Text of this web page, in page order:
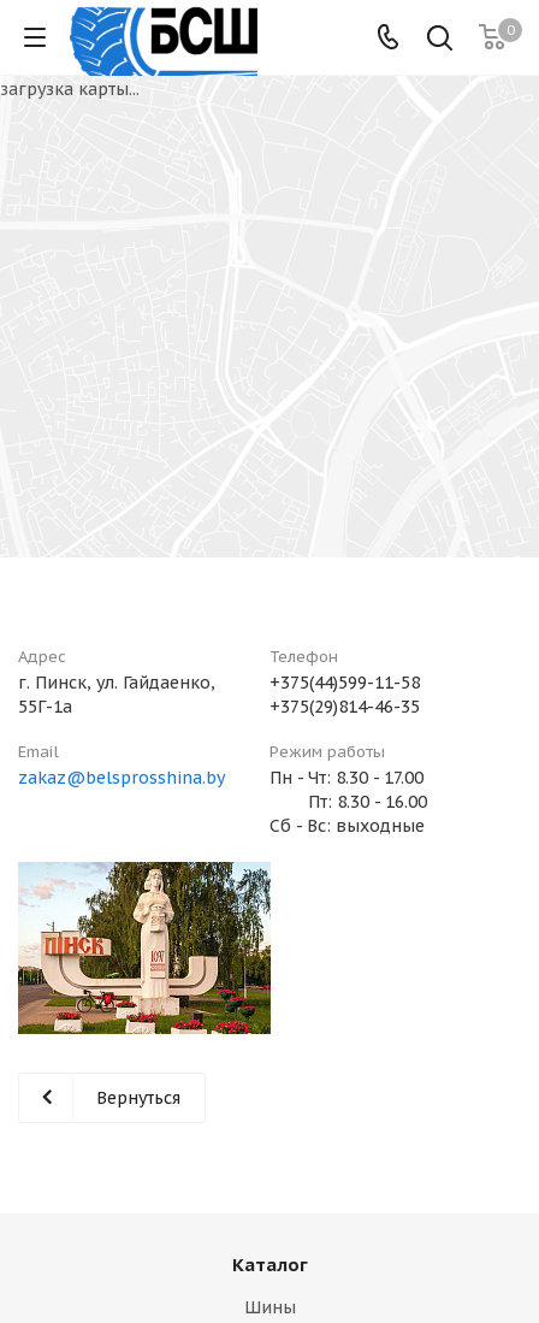
0
загрузка карты...
Адрес
г. Пинск, ул. Гайдаенко,
55Г-1а
Телефон
+375(44)599-11-58
+375(29)814-46-35
Email
zakaz@belsprosshina.by
Режим работы
Пн - Чт: 8.30 - 17.00
Пт: 8.30 - 16.00
Сб - Вс: выходные
Вернуться
Каталог
Шины